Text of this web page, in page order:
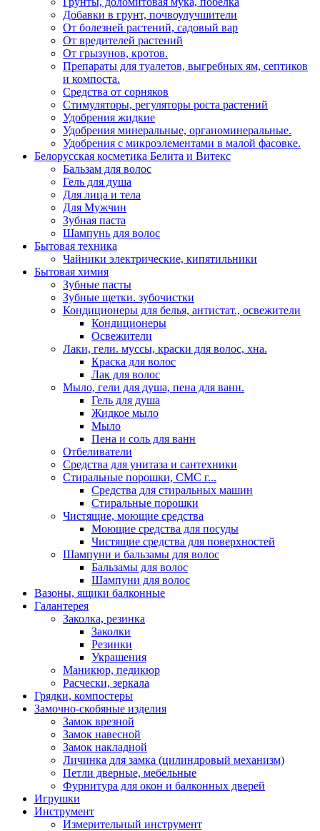
Добавки в грунт, почвоулучшители
От болезней растений, садовый вар
От вредителей растений
От грызунов, кротов.
Препараты для туалетов, выгребных ям, септиков
и компоста.
Средства от сорняков
Стимуляторы, регуляторы роста растений
Удобрения жидкие
Удобрения минеральные, органоминеральные.
Удобрения с микроэлементами в малой фасовке.
Белорусская косметика Белита и Витекс
Бальзам для волос
Гель для душа
Для лица и тела
Для Мужчин
Зубная паста
Шампунь для волос
Бытовая техника
Чайники электрические, кипятильники
Бытовая химия
Зубные пасты
Зубные щетки. зубочистки
Кондиционеры для белья, антистат., освежители
Кондиционеры
Освежители
Лаки, гели. муссы, краски для волос, хна.
Краска для волос
Лак для волос
Мыло, гели для душа, пена для ванн.
Гель для душа
Жидкое мыло
Мыло
Пена и соль для ванн
Отбеливатели
Средства для унитаза и сантехники
Стиральные порошки, СМС г...
Средства для стиральных машин
Стиральные порошки
Чистящие, моющие средства
Моющие средства для посуды
Чистящие средства для поверхностей
Шампуни и бальзамы для волос
Бальзамы для волос
Шампуни для волос
Вазоны, ящики балконные
Галантерея
Заколка, резинка
Заколки
Резинки
Украшения
Маникюр, педикюр
Расчески, зеркала
Грядки, компостеры
Замочно-скобяные изделия
Замок врезной
Замок навесной
Замок накладной
Личинка для замка (цилиндровый механизм)
Петли дверные, мебельные
Фурнитура для окон и балконных дверей
Игрушки
Инструмент
Измерительный инструмент